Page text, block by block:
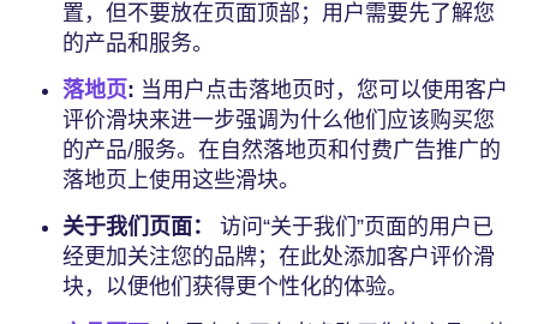
置，但不要放在页面顶部；用户需要先了解您
的产品和服务。
落地页: 当用户点击落地页时，您可以使用客户
评价滑块来进一步强调为什么他们应该购买您
的产品/服务。在自然落地页和付费广告推广的
落地页上使用这些滑块。
关于我们页面： 访问“关于我们”页面的用户已
经更加关注您的品牌；在此处添加客户评价滑
块，以便他们获得更个性化的体验。